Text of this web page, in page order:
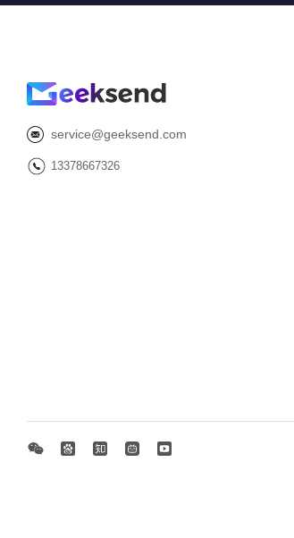
service@geeksend.com
13378667326